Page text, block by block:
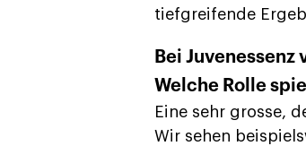
tiefgreifende
Bei
Welche Rolle
Eine sehr grosse,
Wir sehen